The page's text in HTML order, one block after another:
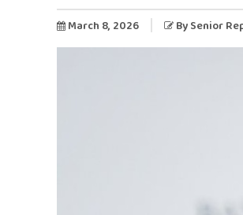
March 8, 2026 By Senior